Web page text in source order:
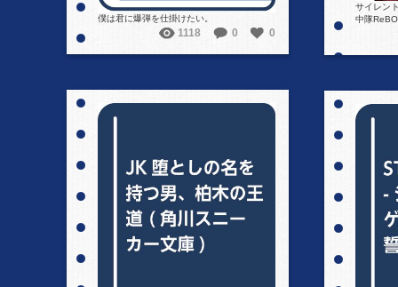
サイレン
中隊
僕は君に爆弾を仕掛けたい。
1118 0 0
詳細を見る